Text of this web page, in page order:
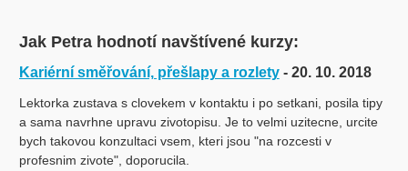
Jak Petra hodnotí navštívené kurzy:
Kariérní směřování, přešlapy a rozlety - 20. 10. 2018
Lektorka zustava s clovekem v kontaktu i po setkani, posila tipy
a sama navrhne upravu zivotopisu. Je to velmi uzitecne, urcite
bych takovou konzultaci vsem, kteri jsou "na rozcesti v
profesnim zivote", doporucila.